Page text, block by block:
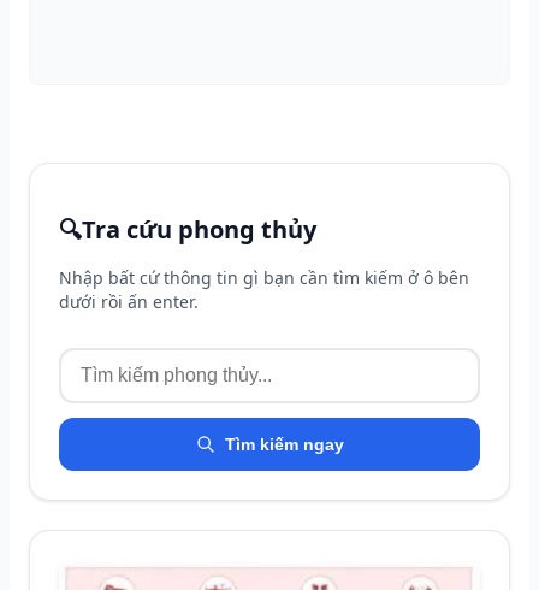
🔍Tra cứu phong thủy
Nhập bất cứ thông tin gì bạn cần tìm kiếm ở ô bên
dưới rồi ấn enter.
Tìm kiếm ngay